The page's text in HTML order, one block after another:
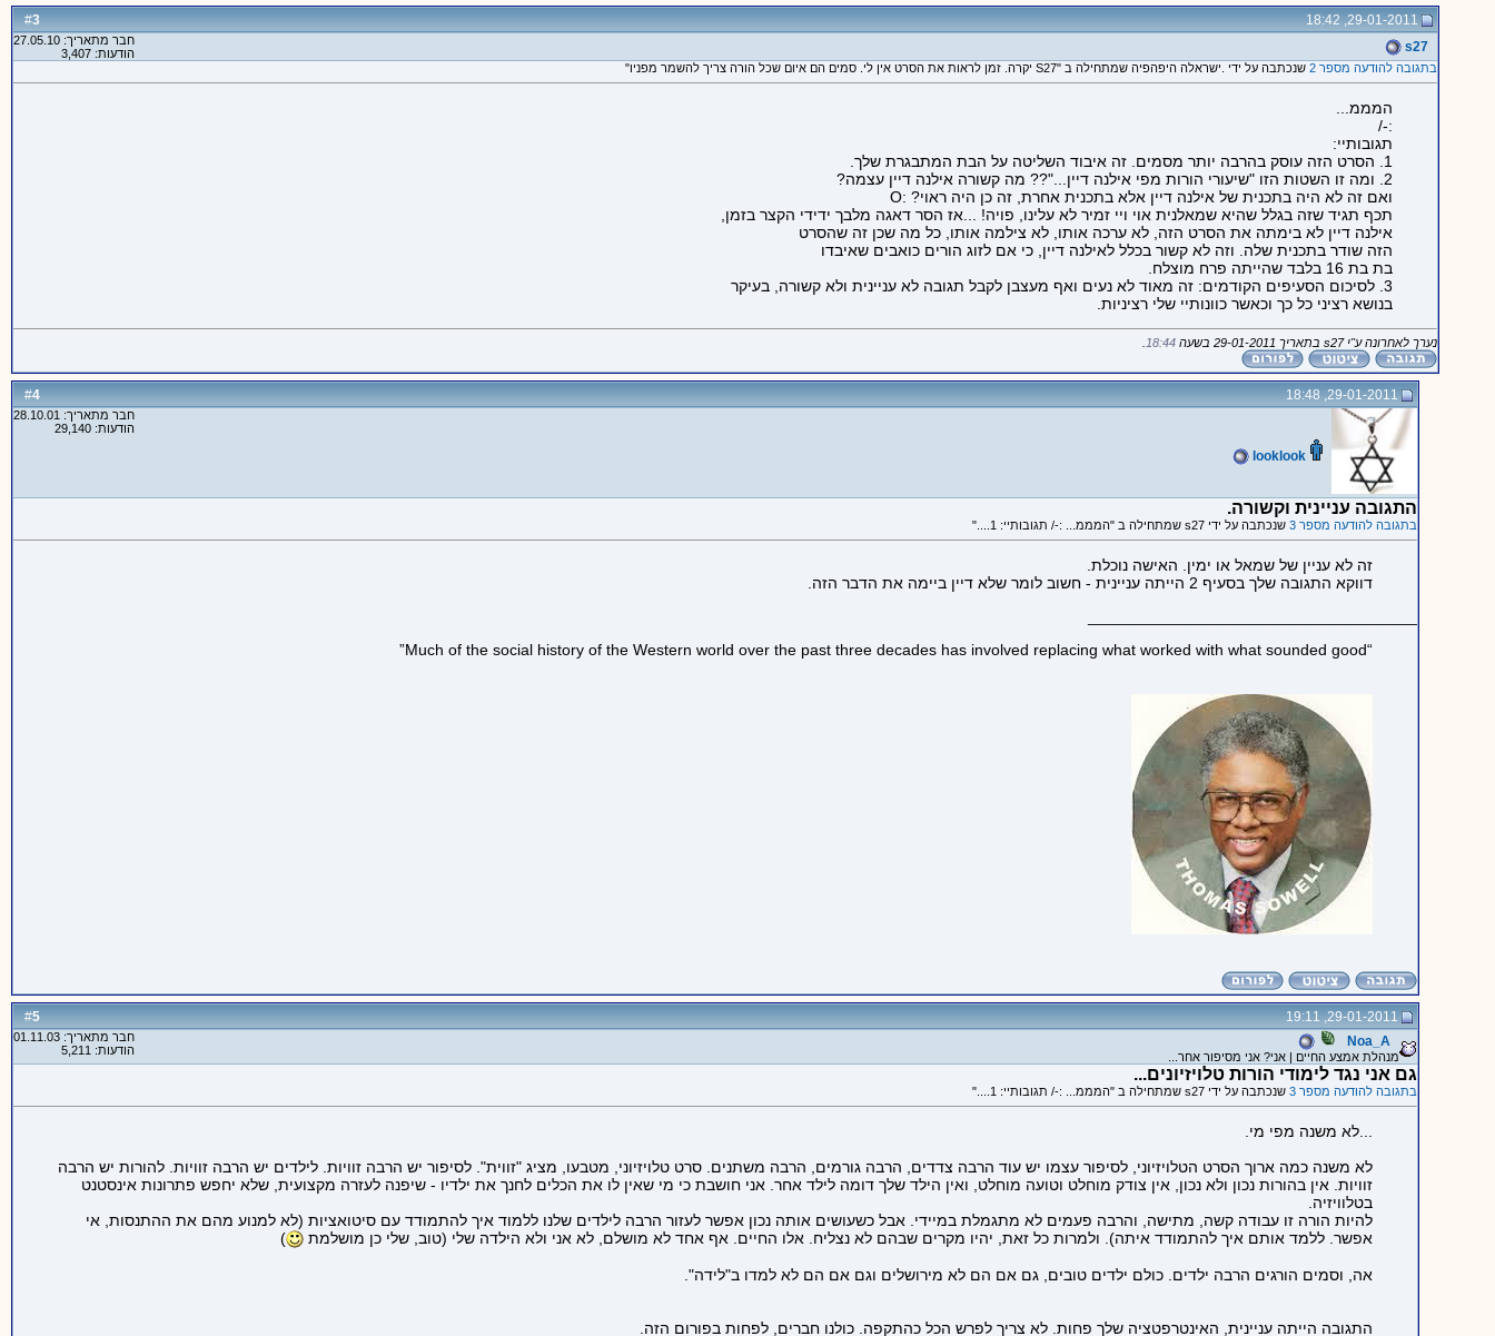
#
3
29-01-2011, 18:42
s27
חבר מתאריך: 27.05.10
הודעות: 3,407
בתגובה להודעה מספר 2
שנכתבה על ידי .ישראלה היפהפיה שמתחילה ב "S27 יקרה. זמן לראות את הסרט אין לי. סמים הם איום שכל הורה צריך להשמר מפניו"
המממ...
:-/
תגובותיי:
1. הסרט הזה עוסק בהרבה יותר מסמים. זה איבוד השליטה על הבת המתבגרת שלך.
2. ומה זו השטות הזו "שיעורי הורות מפי אילנה דיין..."?? מה קשורה אילנה דיין עצמה?
ואם זה לא היה בתכנית של אילנה דיין אלא בתכנית אחרת, זה כן היה ראוי? :O
תכף תגיד שזה בגלל שהיא שמאלנית אוי ויי זמיר לא עלינו, פויה! ...אז הסר דאגה מלבך ידידי הקצר בזמן,
אילנה דיין לא בימתה את הסרט הזה, לא ערכה אותו, לא צילמה אותו, כל מה שכן זה שהסרט
הזה שודר בתכנית שלה. וזה לא קשור בכלל לאילנה דיין, כי אם לזוג הורים כואבים שאיבדו
בת בת 16 בלבד שהייתה פרח מוצלח.
3. לסיכום הסעיפים הקודמים: זה מאוד לא נעים ואף מעצבן לקבל תגובה לא עניינית ולא קשורה, בעיקר
בנושא רציני כל כך וכאשר כוונותיי שלי רציניות.
נערך לאחרונה ע"י s27 בתאריך 29-01-2011 בשעה 18:44
#
4 29-01-2011, 18:48
looklook
חבר מתאריך: 28.10.01
הודעות: 29,140
התגובה עניינית וקשורה.
בתגובה להודעה מספר 3 שנכתבה על ידי s27 שמתחילה ב "המממ... :-/ תגובותיי: 1...."
זה לא עניין של שמאל או ימין. האישה נוכלת.
דווקא התגובה שלך בסעיף 2 הייתה עניינית - חשוב לומר שלא דיין ביימה את הדבר הזה.
“Much of the social history of the Western world over the past three decades has involved replacing what worked with what sounded good”
#
5
29-01-2011, 19:11
Noa_A
מנהלת אמצע החיים | אני? אני מסיפור אחר...
חבר מתאריך: 01.11.03
הודעות: 5,211
גם אני נגד לימודי הורות טלויזיונים...
בתגובה להודעה מספר 3 שנכתבה על ידי s27 שמתחילה ב "המממ... :-/ תגובותיי: 1...."
...לא משנה מפי מי.
לא משנה כמה ארוך הסרט הטלויזיוני, לסיפור עצמו יש עוד הרבה צדדים, הרבה גורמים, הרבה משתנים. סרט טלויזיוני, מטבעו, מציג "זווית". לסיפור יש הרבה זוויות. לילדים יש הרבה זוויות. להורות יש הרבה
זוויות. אין בהורות נכון ולא נכון, אין צודק מוחלט וטועה מוחלט, ואין הילד שלך דומה לילד אחר. אני חושבת כי מי שאין לו את הכלים לחנך את ילדיו - שיפנה לעזרה מקצועית, שלא יחפש פתרונות אינסטנט
בטלוויזיה.
להיות הורה זו עבודה קשה, מתישה, והרבה פעמים לא מתגמלת במיידי. אבל כשעושים אותה נכון אפשר לעזור הרבה לילדים שלנו ללמוד איך להתמודד עם סיטואציות (לא למנוע מהם את ההתנסות, אי
אפשר. ללמד אותם איך להתמודד איתה). ולמרות כל זאת, יהיו מקרים שבהם לא נצליח. אלו החיים. אף אחד לא מושלם, לא אני ולא הילדה שלי (טוב, שלי כן מושלמת
)
אה, וסמים הורגים הרבה ילדים. כולם ילדים טובים, גם אם הם לא מירושלים וגם אם הם לא למדו ב"לידה".
התגובה הייתה עניינית, האינטרפטציה שלך פחות. לא צריך לפרש הכל כהתקפה. כולנו חברים, לפחות בפורום הזה.